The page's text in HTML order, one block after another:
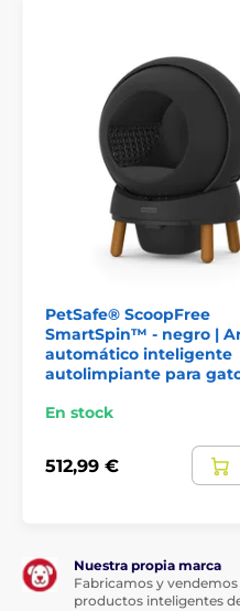
Dos modos de
Para proporcionar una
de trabajo diferentes:
- En el modo intermitente,
automáticamente cada
PetSafe® ScoopFree
SmartSpin™ - negro |
automático inteligente
autolimpiante para
En stock
512,99 €
Nuestra propia marca
Fabricamos y
productos inteligentes